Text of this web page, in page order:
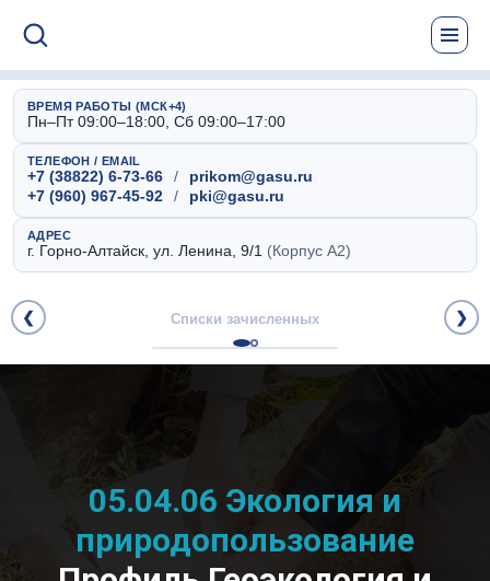
ВРЕМЯ РАБОТЫ (МСК+4)
Пн–Пт 09:00–18:00, Сб 09:00–17:00
ТЕЛЕФОН / EMAIL
+7 (38822) 6-73-66 /
prikom@gasu.ru
+7 (960) 967-45-92
/ pki@gasu.ru
АДРЕС
г. Горно-Алтайск, ул. Ленина, 9/1 (Корпус А2)
❮ Списки зачисленных ❯
05.04.06 Экология и
природопользование